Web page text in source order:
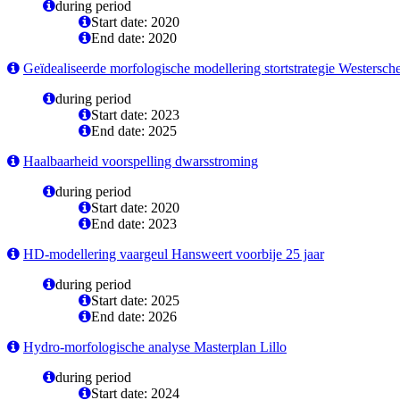
during period
Start date: 2020
End date: 2020
Geïdealiseerde morfologische modellering stortstrategie
during period
Start date: 2023
End date: 2025
Haalbaarheid voorspelling dwarsstroming
during period
Start date: 2020
End date: 2023
HD-modellering vaargeul Hansweert voorbije 25 jaar
during period
Start date: 2025
End date: 2026
Hydro-morfologische analyse Masterplan Lillo
during period
Start date: 2024